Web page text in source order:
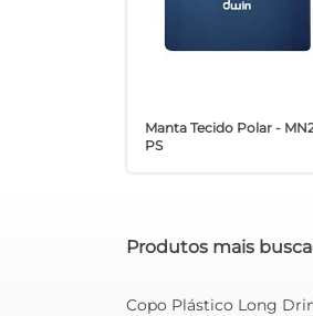
Manta Tecido Polar -
PS
Produtos mais
Copo Plástico Long